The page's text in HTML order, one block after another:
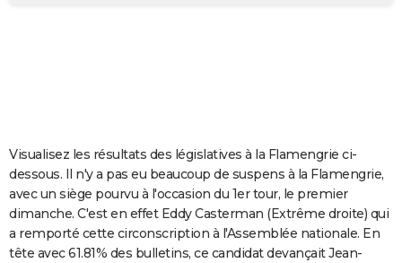
Carte de Noël
Carte Bonne année
Carte Saint-Valentin
Carte Pâques
Carte d'anniversaire
DICTIONNAIRE
Dictionnaire
Biographies
Citations
Expressions
Proverbes
PROGRAMME TV
COPAINS D'AVANT
Visualisez les résultats des législatives à la Flamengrie ci-
dessous. Il n'y a pas eu beaucoup de suspens à la Flamengrie,
avec un siège pourvu à l'occasion du 1er tour, le premier
dimanche. C'est en effet Eddy Casterman (Extrême droite) qui
a remporté cette circonscription à l'Assemblée nationale. En
tête avec 61.81% des bulletins, ce candidat devançait Jean-